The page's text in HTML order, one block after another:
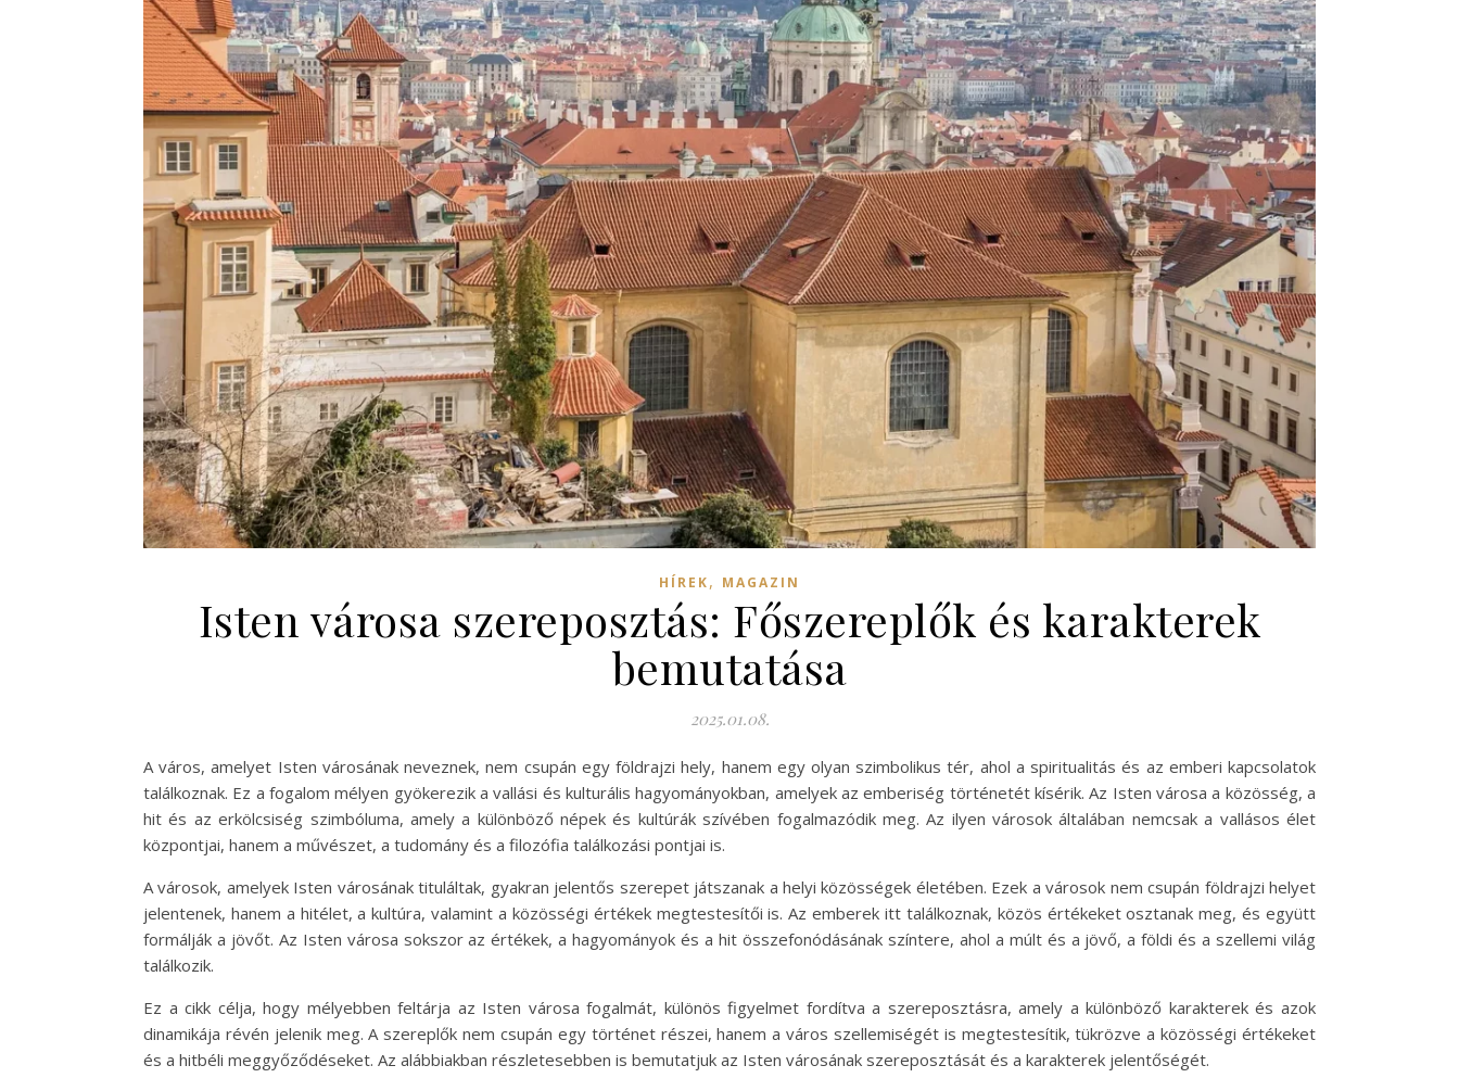
HÍREK, MAGAZIN
Isten városa szereposztás: Főszereplők és karakterek
bemutatása
2025.01.08.
A város, amelyet Isten városának neveznek, nem csupán egy földrajzi hely, hanem egy olyan szimbolikus tér, ahol a spiritualitás és az emberi kapcsolatok
találkoznak. Ez a fogalom mélyen gyökerezik a vallási és kulturális hagyományokban, amelyek az emberiség történetét kísérik. Az Isten városa a közösség, a
hit és az erkölcsiség szimbóluma, amely a különböző népek és kultúrák szívében fogalmazódik meg. Az ilyen városok általában nemcsak a vallásos élet
központjai, hanem a művészet, a tudomány és a filozófia találkozási pontjai is.
A városok, amelyek Isten városának tituláltak, gyakran jelentős szerepet játszanak a helyi közösségek életében. Ezek a városok nem csupán földrajzi helyet
jelentenek, hanem a hitélet, a kultúra, valamint a közösségi értékek megtestesítői is. Az emberek itt találkoznak, közös értékeket osztanak meg, és együtt
formálják a jövőt. Az Isten városa sokszor az értékek, a hagyományok és a hit összefonódásának színtere, ahol a múlt és a jövő, a földi és a szellemi világ
találkozik.
Ez a cikk célja, hogy mélyebben feltárja az Isten városa fogalmát, különös figyelmet fordítva a szereposztásra, amely a különböző karakterek és azok
dinamikája révén jelenik meg. A szereplők nem csupán egy történet részei, hanem a város szellemiségét is megtestesítik, tükrözve a közösségi értékeket
és a hitbéli meggyőződéseket. Az alábbiakban részletesebben is bemutatjuk az Isten városának szereposztását és a karakterek jelentőségét.